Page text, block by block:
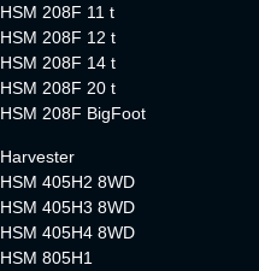
HSM 208F 11 t
HSM 208F 12 t
HSM 208F 14 t
HSM 208F 20 t
HSM 208F BigFoot
Harvester
HSM 405H2 8WD
HSM 405H3 8WD
HSM 405H4 8WD
HSM 805H1